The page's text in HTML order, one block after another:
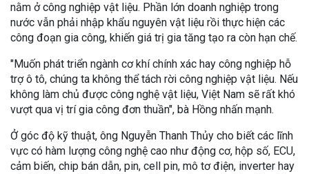
nằm ở công nghiệp vật liệu. Phần lớn doanh nghiệp trong
nước vẫn phải nhập khẩu nguyên vật liệu rồi thực hiện các
công đoạn gia công, khiến giá trị gia tăng tạo ra còn hạn chế.
"Muốn phát triển ngành cơ khí chính xác hay công nghiệp hỗ
trợ ô tô, chúng ta không thể tách rời công nghiệp vật liệu. Nếu
không làm chủ được công nghệ vật liệu, Việt Nam sẽ rất khó
vượt qua vị trí gia công đơn thuần", bà Hồng nhấn mạnh.
Ở góc độ kỹ thuật, ông Nguyễn Thanh Thủy cho biết các lĩnh
vực có hàm lượng công nghệ cao như động cơ, hộp số, ECU,
cảm biến, chip bán dẫn, pin, cell pin, mô tơ điện, inverter hay